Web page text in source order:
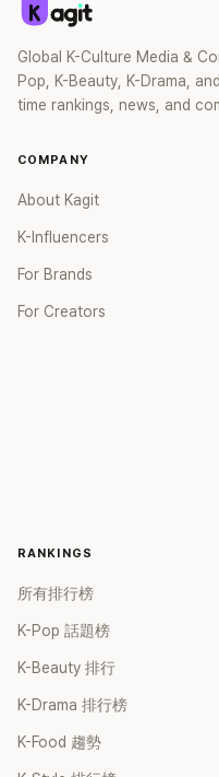
Global K-Culture Media &
Pop, K-Beauty, K-Drama,
time rankings, news, and
COMPANY
About Kagit
K-Influencers
For Brands
For Creators
RANKINGS
所有排行榜
K-Pop 話題榜
K-Beauty 排行
K-Drama 排行榜
K-Food 趨勢